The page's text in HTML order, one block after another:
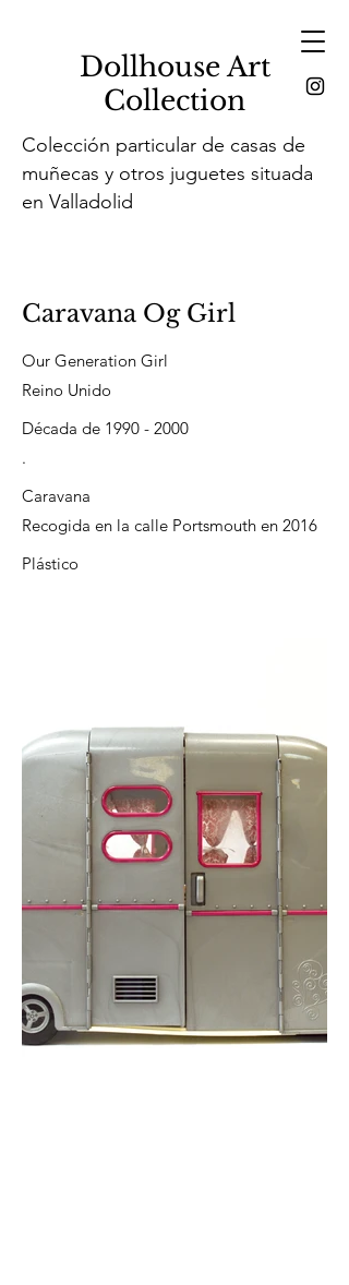
Colección particular de casas de
muñecas y otros juguetes situada
en Valladolid
Dollhouse Art
Collection
Caravana Og Girl
Our Generation Girl
Reino Unido
Década de 1990 - 2000
.
Caravana
Recogida en la calle Portsmouth en 2016
Plástico